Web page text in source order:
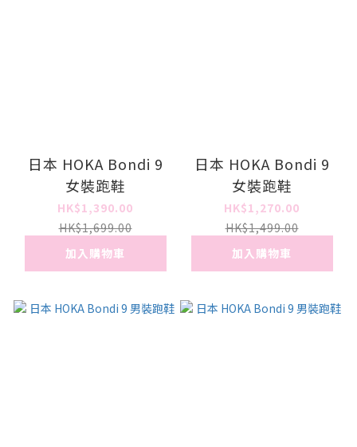
日本 HOKA Bondi 9
女裝跑鞋
HK$1,390.00
HK$1,699.00
加入購物車
日本 HOKA Bondi 9
女裝跑鞋
HK$1,270.00
HK$1,499.00
加入購物車